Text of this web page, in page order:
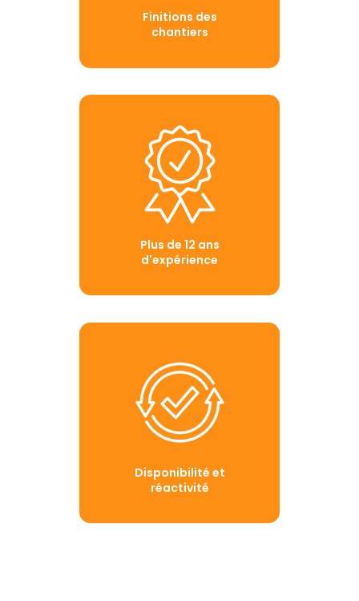
Finitions des
chantiers
Plus de 12 ans
d'expérience
Disponibilité et
réactivité